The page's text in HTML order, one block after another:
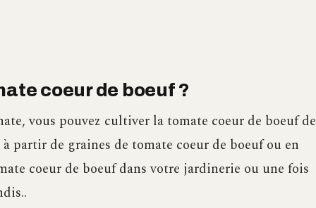
coeur de boeuf ?
vous pouvez cultiver la tomate coeur de boeuf de
partir de graines de tomate coeur de boeuf ou en
coeur de boeuf dans votre jardinerie ou une fois